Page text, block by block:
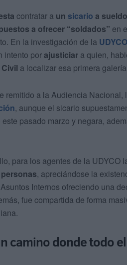
contratar a un sicario a sueldo
a ofrecer “soldados” en
En la investigación de la UDYCO
intento porajusticiar a quien,
a localizar esa primera
remitido a la Audiencia
, aunque el sicario
pasado marzo y negara,
para los agentes de la UDYCO
, apreciándose la
Internos ofreciendo una
fue compartida de forma
camino donde todo